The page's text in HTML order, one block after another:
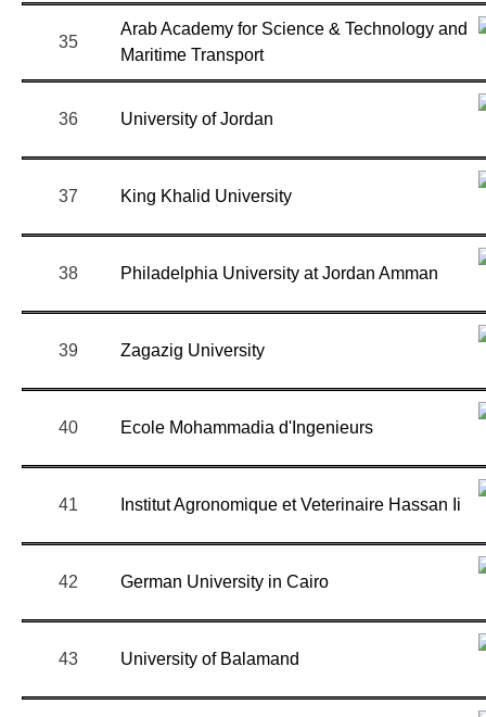
35
Arab Academy for Science & Technology and
Maritime Transport
36 University of Jordan
37 King Khalid University
38 Philadelphia University at Jordan Amman
39 Zagazig University
40 Ecole Mohammadia d'Ingenieurs
41 Institut Agronomique et Veterinaire Hassan Ii
42 German University in Cairo
43 University of Balamand